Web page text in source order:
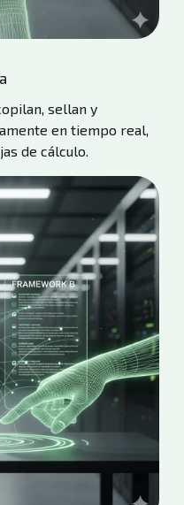
sellan y
en tiempo real,
de cálculo.